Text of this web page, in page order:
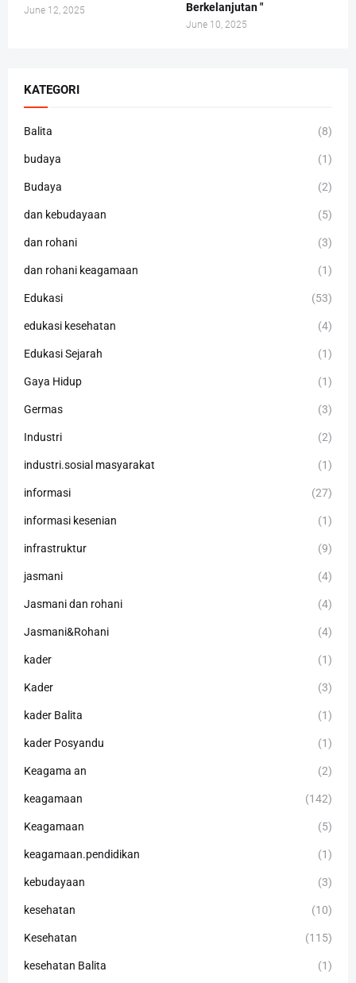
June 12, 2025
Berkelanjutan "
June 10, 2025
KATEGORI
Balita (8)
budaya (1)
Budaya (2)
dan kebudayaan (5)
dan rohani (3)
dan rohani keagamaan (1)
Edukasi (53)
edukasi kesehatan (4)
Edukasi Sejarah (1)
Gaya Hidup (1)
Germas (3)
Industri (2)
industri.sosial masyarakat (1)
informasi (27)
informasi kesenian (1)
infrastruktur (9)
jasmani (4)
Jasmani dan rohani (4)
Jasmani&Rohani (4)
kader (1)
Kader (3)
kader Balita (1)
kader Posyandu (1)
Keagama an (2)
keagamaan (142)
Keagamaan (5)
keagamaan.pendidikan (1)
kebudayaan (3)
kesehatan (10)
Kesehatan (115)
kesehatan Balita (1)